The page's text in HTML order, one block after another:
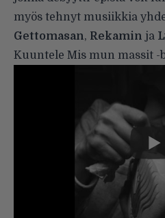
myös tehnyt musiikkia
Gettomasan, Rekamin ja
Kuuntele Mis mun massit -